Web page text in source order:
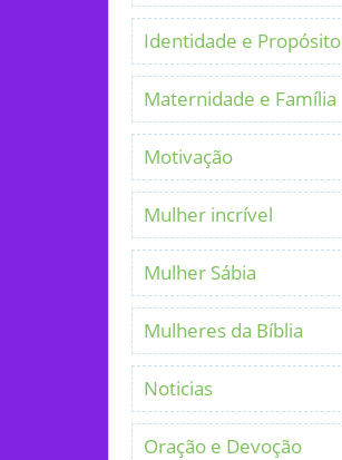
Identidade e Propósito
Maternidade e Família
Motivação
Mulher incrível
Mulher Sábia
Mulheres da Bíblia
Noticias
Oração e Devoção